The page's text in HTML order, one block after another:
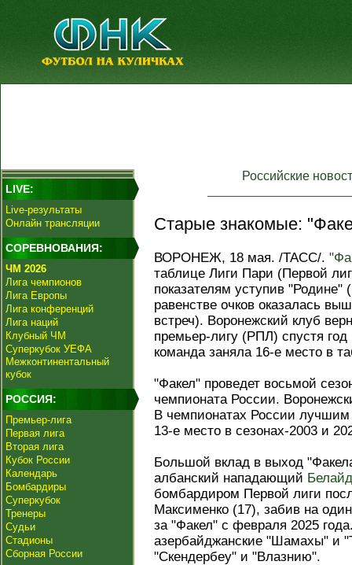
LIVE:
Live-результаты
Онлайн трансляции
СОРЕВНОВАНИЯ:
ЧМ 2026
Лига чемпионов
Лига Европы
Лига конференций
Лига наций
Клубный ЧМ
Суперкубок УЕФА
Межконтинентальный
кубок
РОССИЯ:
Премьер-лига
Первая лига
Вторая лига
Кубок России
Календарь
Бомбардиры
Суперкубок
Тренеры
Судьи
Стадионы
Сборная России
Российские
Старые знакомые:
ВОРОНЕЖ, 18 мая. /ТАСС/.
таблице Лиги Пари (Первой
показателям уступив "Родине"
равенстве очков оказалась
встреч). Воронежский клуб
премьер-лигу (РПЛ) спустя
команда заняла 16-е место в
"Факел" проведет восьмой
чемпионата России.
В чемпионатах России
13-е место в сезонах-2003 и
Большой вклад в выход
албанский нападающий
бомбардиром Первой лиги
Максименко (17), забив на
за "Факел" с февраля 2025
азербайджанские "Шамахы" и
"Скендербеу" и "Влазнию".